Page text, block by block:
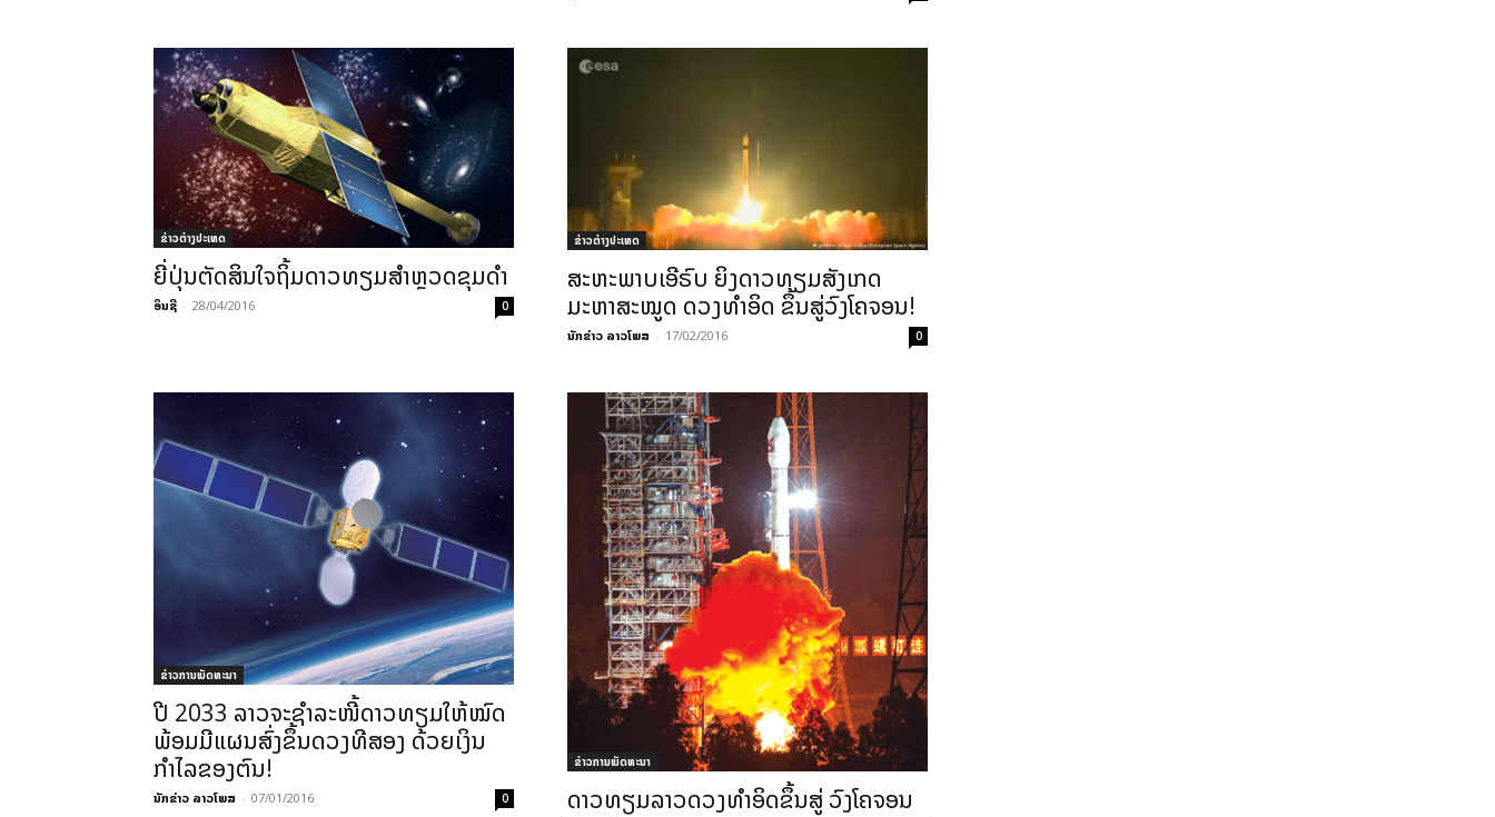
ຂ່າວຕ່າງປະເທດ
ຍີ່ປຸ່ນຕັດສິນໃຈຖິ້ມດາວທຽມສຳຫຼວດຂຸມດຳ
ອິນຊີ - 28/04/2016 0
ຂ່າວຕ່າງປະເທດ
ສະຫະພາບເອີຣົບ ຍິງດາວທຽມສັງເກດ
ມະຫາສະໝູດ ດວງທຳອິດ ຂຶ້ນສູ່ວົງໂຄຈອນ!
ນັກຂ່າວ ລາວໂພສ - 17/02/2016 0
ຂ່າວການພັດທະນາ
ປີ 2033 ລາວຈະຊຳລະໜີ້ດາວທຽມໃຫ້ໝົດ
ພ້ອມມີແຜນສົ່ງຂຶ້ນດວງທີສອງ ດ້ວຍເງິນ
ກຳໄລຂອງຕົນ!
ນັກຂ່າວ ລາວໂພສ - 07/01/2016 0
ຂ່າວການພັດທະນາ
ດາວທຽມລາວດວງທຳອິດຂຶ້ນສູ່ ວົງໂຄຈອນ